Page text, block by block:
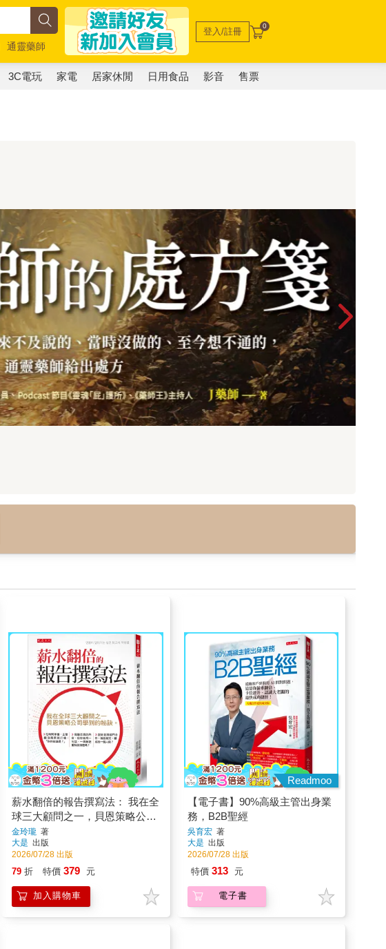
通靈藥師
登入/註冊 0
3C電玩 家電 居家休閒 日用食品 影音 售票
薪水翻倍的報告撰寫法： 我在全
球三大顧問之一，貝恩策略公司
學到的祕訣。
金玲瓏 著
大是 出版
2026/07/28 出版
79 折 特價 379 元
加入購物車
Readmoo
【電子書】90%高級主管出身業
務，B2B聖經
吳育宏著
大是 出版
2026/07/28 出版
特價 313 元
電子書